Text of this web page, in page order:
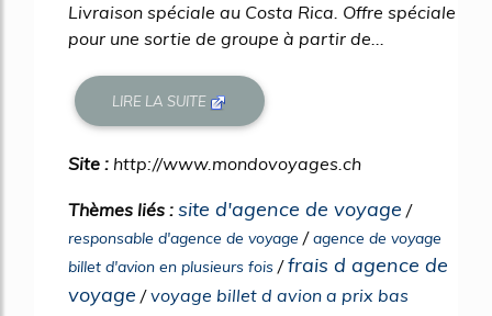
Livraison spéciale au Costa Rica. Offre spéciale
pour une sortie de groupe à partir de...
LIRE LA SUITE
Site : http://www.mondovoyages.ch
Thèmes liés : site d'agence de voyage /
responsable d'agence de voyage /agence de voyage
billet d'avion en plusieurs fois /frais d agence de
voyage /voyage billet d avion a prix bas